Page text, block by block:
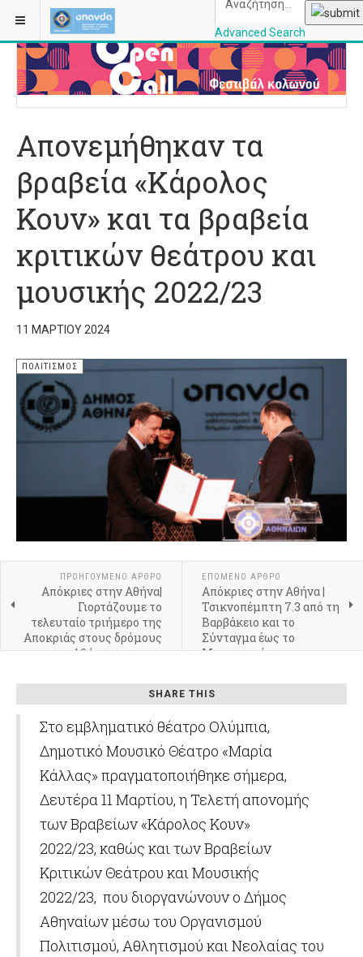
Advanced Search
ΒΡΊΣΚΕΣΤΕ ΕΔΏ: ΑΡΧΙΚΉ
Απονεμήθηκαν τα
βραβεία «Κάρολος
Κουν» και τα βραβεία
κριτικών θεάτρου και
μουσικής 2022/23
11 ΜΑΡΤΊΟΥ 2024
ΠΟΛΙΤΙΣΜΌΣ
ΠΡΟΗΓΟΎΜΕΝΟ ΆΡΘΡΟ
Απόκριες στην Αθήνα|
Γιορτάζουμε το
τελευταίο τριήμερο της
Αποκριάς στους δρόμους
της Αθήνας και στον
παραδοσιακά Κούλουμα!
ΕΠΌΜΕΝΟ ΆΡΘΡΟ
Απόκριες στην Αθήνα |
Τσικνοπέμπτη 7.3 από τη
Βαρβάκειο και το
Σύνταγμα έως το
Μοναστηράκι, με τη
καρναβαλιού να
συνεχίζεται το τριήμερο
SHARE THIS
Στο εμβληματικό θέατρο Ολύμπια,
Δημοτικό Μουσικό Θέατρο «Μαρία
Κάλλας» πραγματοποιήθηκε σήμερα,
Δευτέρα 11 Μαρτίου, η Τελετή απονομής
των Βραβείων «Κάρολος Κουν»
2022/23, καθώς και των Βραβείων
Κριτικών Θεάτρου και Μουσικής
2022/23, που διοργανώνουν ο Δήμος
Αθηναίων μέσω του Οργανισμού
Πολιτισμού, Αθλητισμού και Νεολαίας του